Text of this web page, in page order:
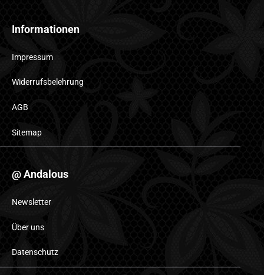
Informationen
Impressum
Widerrufsbelehrung
AGB
Sitemap
@ Andalous
Newsletter
Über uns
Datenschutz